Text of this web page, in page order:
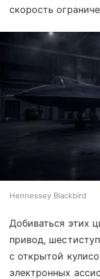
скорость
Hennessey Blackbird
Добиваться этих
привод,
с открытой
электронных